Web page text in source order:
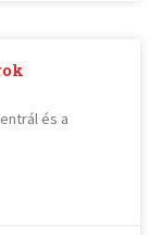
és a